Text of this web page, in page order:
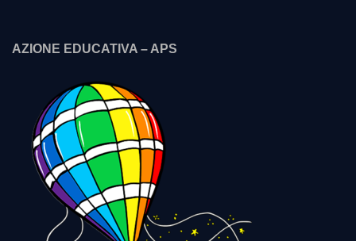
AZIONE EDUCATIVA – APS